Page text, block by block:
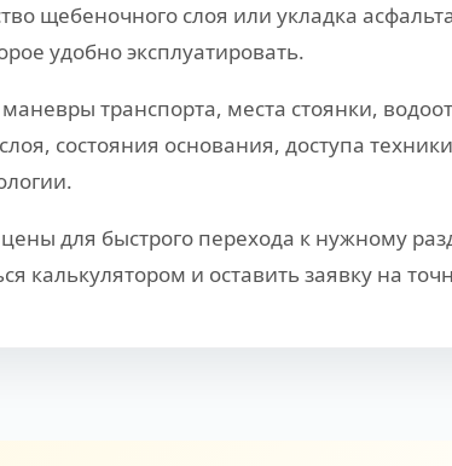
щебеночного слоя или укладка
удобно эксплуатировать.
транспорта, места стоянки,
состояния основания, доступа
для быстрого перехода к нужному
калькулятором и оставить заявку на